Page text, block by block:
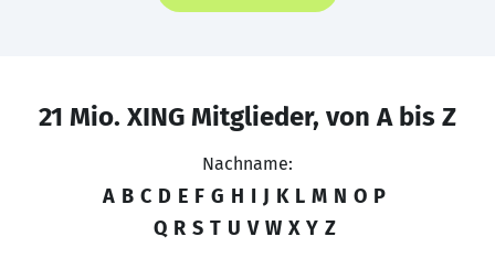
21 Mio. XING Mitglieder, von A bis Z
Nachname:
A B C D E F G H I J K L M N O P
Q R S T U V W X Y Z